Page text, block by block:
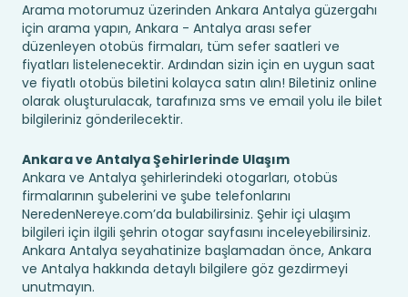
Arama motorumuz üzerinden Ankara Antalya güzergahı
için arama yapın, Ankara - Antalya arası sefer
düzenleyen otobüs firmaları, tüm sefer saatleri ve
fiyatları listelenecektir. Ardından sizin için en uygun saat
ve fiyatlı otobüs biletini kolayca satın alın! Biletiniz online
olarak oluşturulacak, tarafınıza sms ve email yolu ile bilet
bilgileriniz gönderilecektir.
Ankara ve Antalya Şehirlerinde Ulaşım
Ankara ve Antalya şehirlerindeki otogarları, otobüs
firmalarının şubelerini ve şube telefonlarını
NeredenNereye.com’da bulabilirsiniz. Şehir içi ulaşım
bilgileri için ilgili şehrin otogar sayfasını inceleyebilirsiniz.
Ankara Antalya seyahatinize başlamadan önce, Ankara
ve Antalya hakkında detaylı bilgilere göz gezdirmeyi
unutmayın.